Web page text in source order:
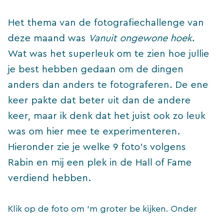
Het thema van de fotografiechallenge van
deze maand was Vanuit ongewone hoek.
Wat was het superleuk om te zien hoe jullie
je best hebben gedaan om de dingen
anders dan anders te fotograferen. De ene
keer pakte dat beter uit dan de andere
keer, maar ik denk dat het juist ook zo leuk
was om hier mee te experimenteren.
Hieronder zie je welke 9 foto’s volgens
Rabin en mij een plek in de Hall of Fame
verdiend hebben.
Klik op de foto om ‘m groter be kijken. Onder